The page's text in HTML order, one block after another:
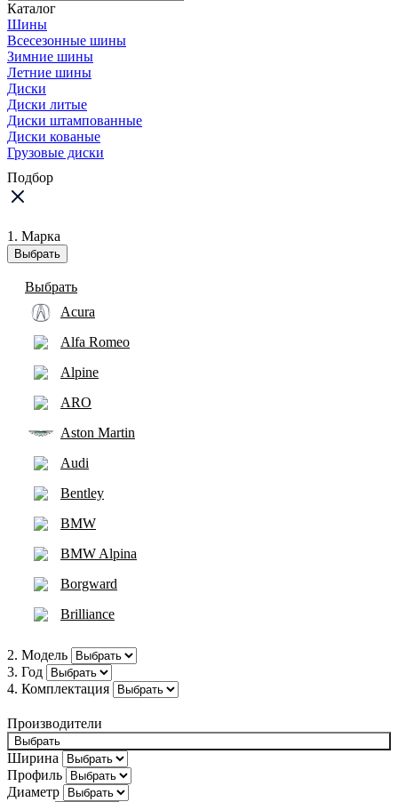
Каталог
Шины
Всесезонные шины
Зимние шины
Летние шины
Диски
Диски литые
Диски штампованные
Диски кованые
Грузовые диски
Подбор
1. Марка
Выбрать
Выбрать
Acura
Alfa Romeo
Alpine
ARO
Aston Martin
Audi
Bentley
BMW
BMW Alpina
Borgward
Brilliance
Bugatti
Buick
Cadillac
Changan
Chery
2. Модель
3. Год
4. Комплектация
Производители
Выбрать
Ширина
Профиль
Диаметр